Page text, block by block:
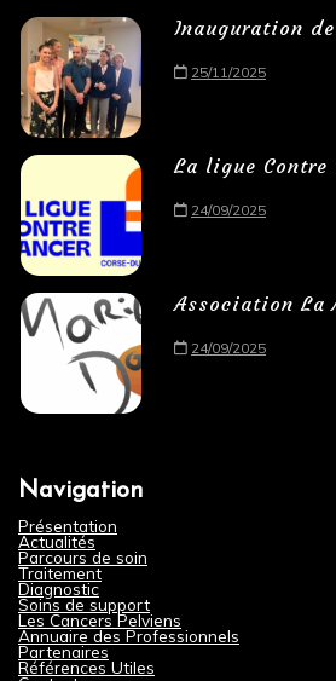
Inauguration de
25/11/2025
La ligue Contre
24/09/2025
Association La
24/09/2025
Navigation
Présentation
Actualités
Parcours de soin
Traitement
Diagnostic
Soins de support
Les Cancers Pelviens
Annuaire des Professionnels
Partenaires
Références Utiles